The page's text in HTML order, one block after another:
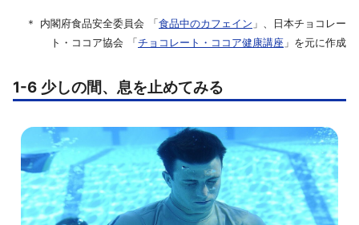
＊ 内閣府食品安全委員会 「食品中のカフェイン 」、日本チョコレー
ト・ココア協会 「チョコレート・ココア健康講座 」を元に作成
1-6 少しの間、息を止めてみる